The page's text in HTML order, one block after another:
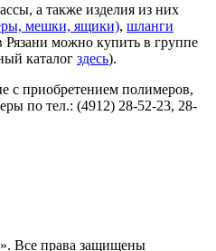
а также изделия из них
мешки, ящики), шланги
Рязани можно купить в группе
каталог здесь).
с приобретением полимеров,
по тел.: (4912) 28-52-23, 28-
Все права защищены